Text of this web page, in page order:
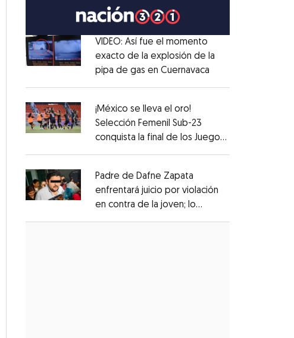
Opens in new window
VIDEO: Así fue el momento
exacto de la explosión de la
pipa de gas en Cuernavaca
Opens in new window
¡México se lleva el oro!
Selección Femenil Sub-23
conquista la final de los Juegos
Opens in new window
Padre de Dafne Zapata
enfrentará juicio por violación
en contra de la joven; lo